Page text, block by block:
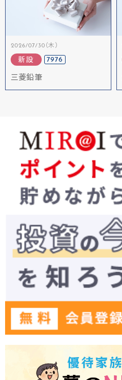
2026/07/30（木）
新設 7976
三菱鉛筆